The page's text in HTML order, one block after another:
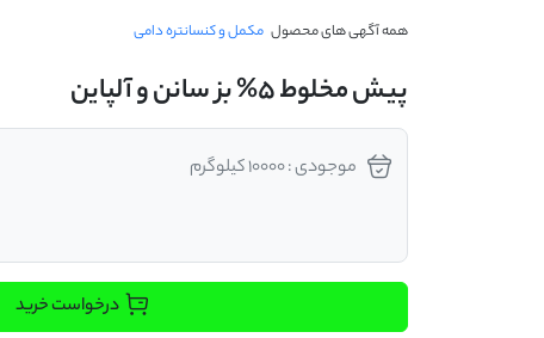
همه آگهی های محصول مکمل و کنسانتره دامی
پیش مخلوط 5% بز سانن و آلپاین
موجودی : 10000 کیلوگرم
درخواست خرید